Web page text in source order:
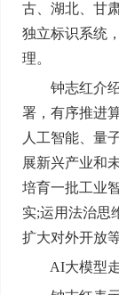
古、湖北、甘
独立标识系统
理。
钟志红介绍
署，有序推进
人工智能、量
展新兴产业和
培育一批工业
实;运用法治思
扩大对外开放等
AI大模型走